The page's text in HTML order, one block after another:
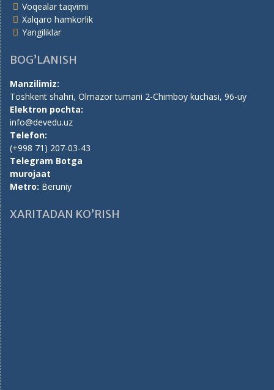
Voqealar taqvimi
Xalqaro hamkorlik
Yangiliklar
BOG’LANISH
Manzilimiz:
Toshkent shahri, Olmazor tumani 2-Chimboy kuchasi, 96-uy
Elektron pochta:
info@devedu.uz
Telefon:
(+998 71) 207-03-43
Telegram Botga
murojaat
Metro: Beruniy
XARITADAN KO’RISH